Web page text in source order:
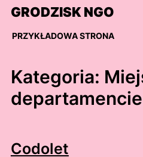
Skip
content
GRODZISK NGO
PRZYKŁADOWA STRONA
Kategoria:
Codolet